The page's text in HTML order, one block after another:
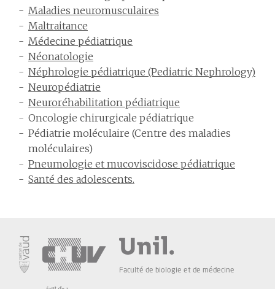
Maladies neuromusculaires
Maltraitance
Médecine pédiatrique
Néonatologie
Néphrologie pédiatrique (Pediatric Nephrology)
Neuropédiatrie
Neuroréhabilitation pédiatrique
Oncologie chirurgicale pédiatrique
Pédiatrie moléculaire (Centre des maladies
moléculaires)
Pneumologie et mucoviscidose pédiatrique
Santé des adolescents.
Faculté de biologie et de médecine